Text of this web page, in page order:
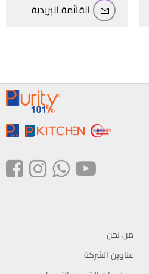
القائمة البريدية
من نحن
عناوين الشركة